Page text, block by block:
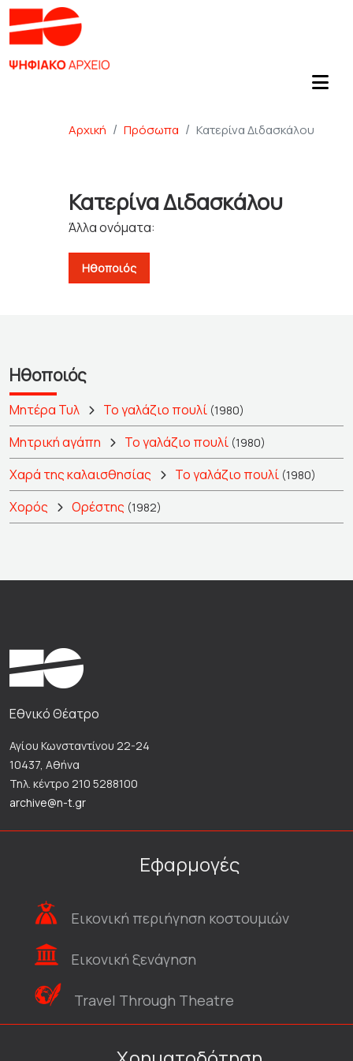
Αρχική Πρόσωπα Κατερίνα Διδασκάλου
Κατερίνα Διδασκάλου
Άλλα ονόματα:
Ηθοποιός
Ηθοποιός
Μητέρα Τυλ Το γαλάζιο πουλί (1980)
Μητρική αγάπη Το γαλάζιο πουλί (1980)
Χαρά της καλαισθησίας Το γαλάζιο πουλί (1980)
Χορός Ορέστης (1982)
Εθνικό Θέατρο
Αγίου Κωνσταντίνου 22-24
10437, Αθήνα
Τηλ. κέντρο 210 5288100
archive@n-t.gr
Εφαρμογές
Εικονική περιήγηση κοστουμιών
Εικονική ξενάγηση
Travel Through Theatre